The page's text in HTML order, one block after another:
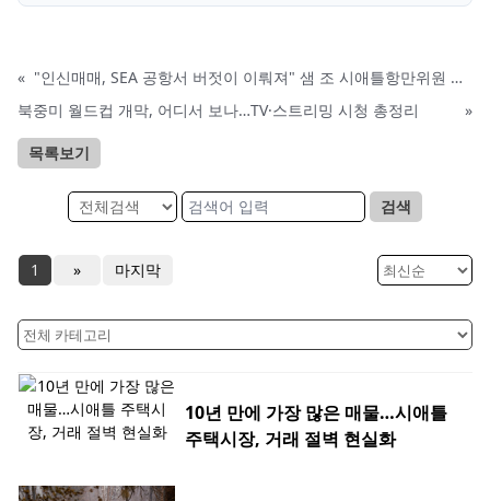
«
"인신매매, SEA 공항서 버젓이 이뤄져" 샘 조 시애틀항만위원 경고
북중미 월드컵 개막, 어디서 보나…TV·스트리밍 시청 총정리
»
목록보기
검색
1 » 마지막
10년 만에 가장 많은 매물…시애틀
주택시장, 거래 절벽 현실화